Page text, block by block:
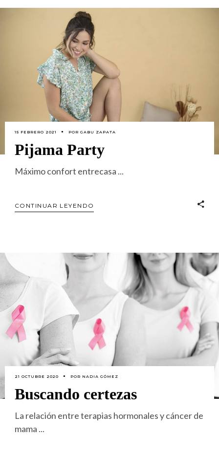
15 FEBRERO 2021 PORGABU ZAPATA
Pijama Party
Máximo confort entrecasa
CONTINUAR LEYENDO
21 OCTUBRE 2020 POR NADIA GÓMEZ
Buscando certezas
La relación entre terapias hormonales y cáncer de
mama